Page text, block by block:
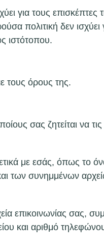
για τους επισκέπτες
πολιτική δεν ισχύει
ιστότοπου.
τους όρους της.
σας ζητείται να
με εσάς, όπως το
των συνημμένων
επικοινωνίας σας,
και αριθμό